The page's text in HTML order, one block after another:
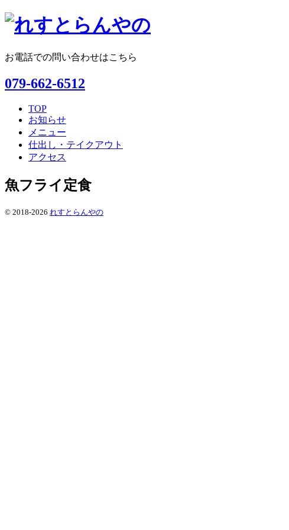
お電話での問い合わせはこちら
079-662-6512
TOP
お知らせ
メニュー
仕出し・テイクアウト
アクセス
魚フライ定食
© 2018-2026 れすとらんやの